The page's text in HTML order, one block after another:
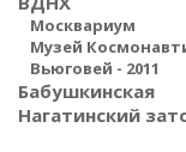
Москвариум
Музей
Вьюговей - 2011
Бабушкинская
Нагатинский